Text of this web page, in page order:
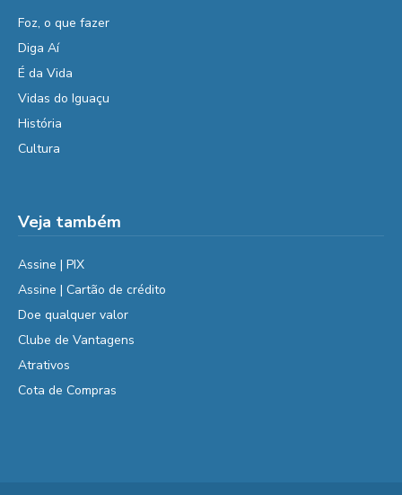
Foz, o que fazer
Diga Aí
É da Vida
Vidas do Iguaçu
História
Cultura
Veja também
Assine | PIX
Assine | Cartão de crédito
Doe qualquer valor
Clube de Vantagens
Atrativos
Cota de Compras